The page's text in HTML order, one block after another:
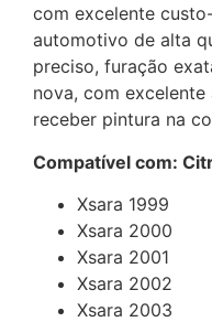
com excelente
automotivo de alta
preciso, furação
nova, com
receber pintura na
Compatível com:
Xsara 1999
Xsara 2000
Xsara 2001
Xsara 2002
Xsara 2003